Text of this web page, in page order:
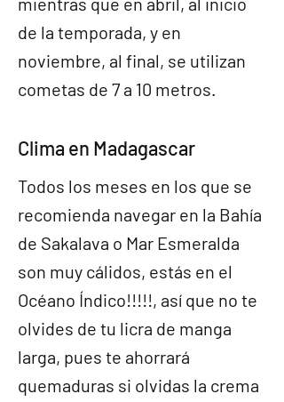
de la temporada, y en
noviembre, al final, se utilizan
cometas de 7 a 10 metros.
Clima en Madagascar
Todos los meses en los que se
recomienda navegar en la Bahía
de Sakalava o Mar Esmeralda
son muy cálidos, estás en el
Océano Índico!!!!!, así que no te
olvides de tu licra de manga
larga, pues te ahorrará
quemaduras si olvidas la crema